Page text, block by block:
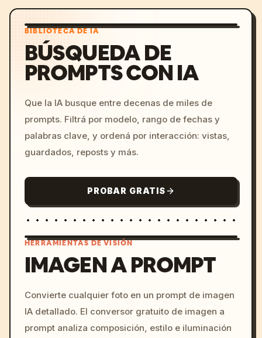
BIBLIOTECA DE IA
BÚSQUEDA DE
PROMPTS CON IA
Que la IA busque entre decenas de miles de
prompts. Filtrá por modelo, rango de fechas y
palabras clave, y ordená por interacción: vistas,
guardados, reposts y más.
PROBAR GRATIS
c, cyberpunk sunset, neon
colors, 8k --v 6.0
HERRAMIENTAS DE VISIÓN
IMAGEN A PROMPT
Convierte cualquier foto en un prompt de imagen
IA detallado. El conversor gratuito de imagen a
prompt analiza composición, estilo e iluminación